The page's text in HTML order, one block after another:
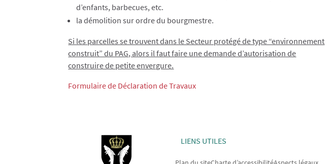
d’enfants, barbecues, etc.
la démolition sur ordre du bourgmestre.
Si les parcelles se trouvent dans le Secteur protégé de type “environnement
construit” du PAG, alors il faut faire une demande d’autorisation de
construire de petite envergure.
Formulaire de Déclaration de Travaux
LIENS UTILES